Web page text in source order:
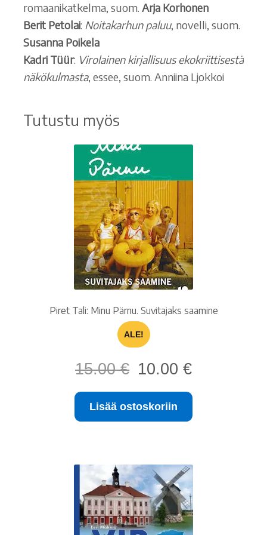
romaanikatkelma, suom. Arja Korhonen
Berit Petolai: Noitakarhun paluu, novelli, suom.
Susanna Poikela
Kadri Tüür: Virolainen kirjallisuus ekokriittisestä
näkökulmasta, essee, suom. Anniina Ljokkoi
Tutustu myös
Piret Tali: Minu Pärnu. Suvitajaks saamine
ALE!
15.00€
Alkuperäinen
hinta
oli:
15.00 €.
10.00 €Nykyinen
on:
Lisää ostoskoriin